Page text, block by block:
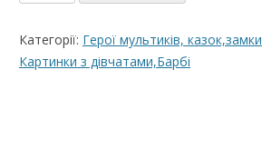
декор
Мавка
кількість
Категорії: Герої мультиків, казок,замки
Картинки з дівчатами,Барбі